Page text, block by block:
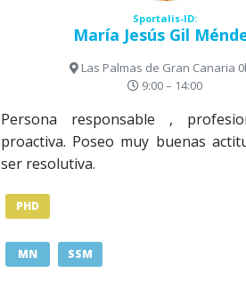
Sportalis-ID:
María Jesús Gil
Las Palmas de Gran Canaria
9:00 – 14:00
Persona responsable ,
proactiva. Poseo muy buenas
ser resolutiva.
PHD
MN SSM